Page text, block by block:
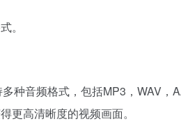
。
种音频格式，包括MP3，WAV，
高清晰度的视频画面。